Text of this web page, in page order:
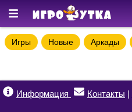
Игры Новые Аркады
Информация Контакты |